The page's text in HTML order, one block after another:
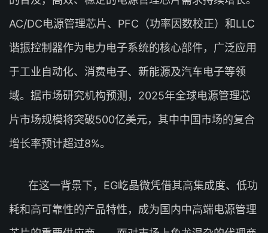
AC/DC电源管理芯片、PFC（功率因数校正）和LLC
谐振控制器作为电力电子系统的核心部件，广泛应用
于工业自动化、消费电子、新能源及汽车电子等领
域。据市场研究机构预测，2025年全球电源管理芯
片市场规模将突破500亿美元，其中中国市场的复合
增长率预计超过8%。
在这一背景下，EG屹晶微凭借其高集成度、低功
耗和高可靠性的产品特性，成为国内中高端电源管理